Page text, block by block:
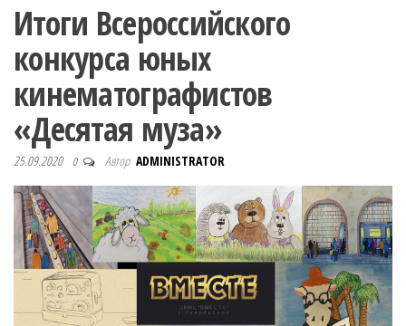
Итоги Всероссийского
конкурса юных
кинематографистов
«Десятая муза»
25.09.2020 0 Автор ADMINISTRATOR